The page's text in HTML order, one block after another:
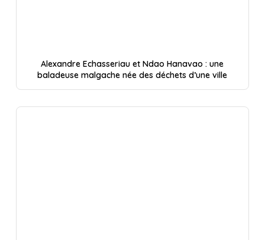
Alexandre Echasseriau et Ndao Hanavao : une
baladeuse malgache née des déchets d’une ville